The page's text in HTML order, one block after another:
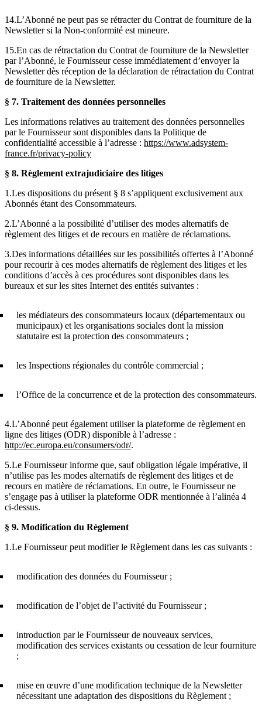
14.L’Abonné ne peut pas se rétracter du Contrat de fourniture de la
Newsletter si la Non-conformité est mineure.
15.En cas de rétractation du Contrat de fourniture de la Newsletter
par l’Abonné, le Fournisseur cesse immédiatement d’envoyer la
Newsletter dès réception de la déclaration de rétractation du Contrat
de fourniture de la Newsletter.
§ 7. Traitement des données personnelles
Les informations relatives au traitement des données personnelles
par le Fournisseur sont disponibles dans la Politique de
confidentialité accessible à l’adresse : https://www.adsystem-
france.fr/privacy-policy
§ 8. Règlement extrajudiciaire des litiges
1.Les dispositions du présent § 8 s’appliquent exclusivement aux
Abonnés étant des Consommateurs.
2.L’Abonné a la possibilité d’utiliser des modes alternatifs de
règlement des litiges et de recours en matière de réclamations.
3.Des informations détaillées sur les possibilités offertes à l’Abonné
pour recourir à ces modes alternatifs de règlement des litiges et les
conditions d’accès à ces procédures sont disponibles dans les
bureaux et sur les sites Internet des entités suivantes :
les médiateurs des consommateurs locaux (départementaux ou
municipaux) et les organisations sociales dont la mission
statutaire est la protection des consommateurs ;
les Inspections régionales du contrôle commercial ;
l’Office de la concurrence et de la protection des consommateurs.
4.L’Abonné peut également utiliser la plateforme de règlement en
ligne des litiges (ODR) disponible à l’adresse :
http://ec.europa.eu/consumers/odr/.
5.Le Fournisseur informe que, sauf obligation légale impérative, il
n’utilise pas les modes alternatifs de règlement des litiges et de
recours en matière de réclamations. En outre, le Fournisseur ne
s’engage pas à utiliser la plateforme ODR mentionnée à l’alinéa 4
ci-dessus.
§ 9. Modification du Règlement
1.Le Fournisseur peut modifier le Règlement dans les cas suivants :
modification des données du Fournisseur ;
modification de l’objet de l’activité du Fournisseur ;
introduction par le Fournisseur de nouveaux services,
modification des services existants ou cessation de leur fourniture
;
mise en œuvre d’une modification technique de la Newsletter
nécessitant une adaptation des dispositions du Règlement ;